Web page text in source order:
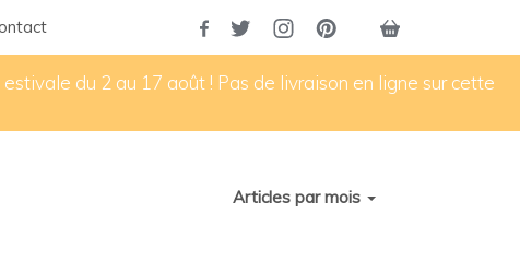
du 2 au 17 août ! Pas de livraison en ligne sur cette
Articles par mois